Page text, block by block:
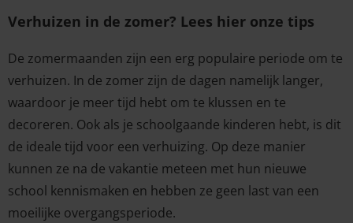
Verhuizen in de zomer? Lees hier onze tips
De zomermaanden zijn een erg populaire periode om te
verhuizen. In de zomer zijn de dagen namelijk langer,
waardoor je meer tijd hebt om te klussen en te
decoreren. Ook als je schoolgaande kinderen hebt, is dit
de ideale tijd voor een verhuizing. Op deze manier
kunnen ze na de vakantie meteen met hun nieuwe
school kennismaken en hebben ze geen last van een
moeilijke overgangsperiode.